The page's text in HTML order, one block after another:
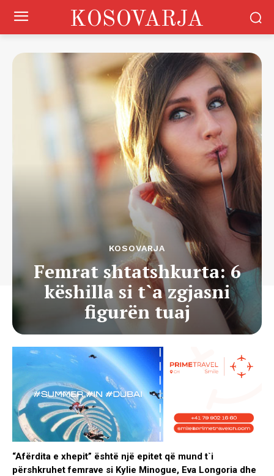
KOSOVARJA
KOSOVARJA
Femrat shtatshkurta: 6
këshilla si t`a zgjasni
figurën tuaj
“Afërdita e xhepit” është një epitet që mund t`i
përshkruhet femrave si Kylie Minogue, Eva Longoria dhe